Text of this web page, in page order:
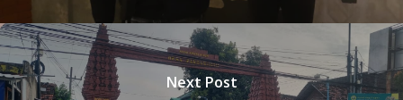
Next Post